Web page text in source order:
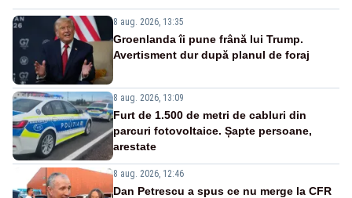
8 aug. 2026, 13:35
Groenlanda îi pune frână lui Trump.
Avertisment dur după planul de foraj
8 aug. 2026, 13:09
Furt de 1.500 de metri de cabluri din
parcuri fotovoltaice. Șapte persoane,
arestate
8 aug. 2026, 12:46
Dan Petrescu a spus ce nu merge la CFR